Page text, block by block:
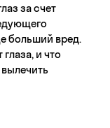
за счет
больший вред.
и что